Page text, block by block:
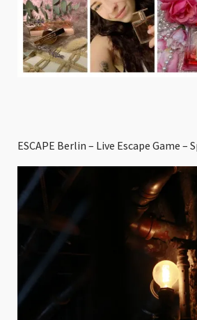
ESCAPE Berlin – Live Escape Game –